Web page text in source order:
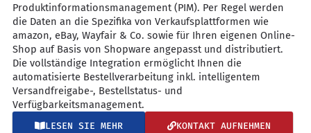
Produktinformationsmanagement (PIM). Per Regel werden
die Daten an die Spezifika von Verkaufsplattformen wie
amazon, eBay, Wayfair & Co. sowie für Ihren eigenen Online-
Shop auf Basis von Shopware angepasst und distributiert.
Die vollständige Integration ermöglicht Ihnen die
automatisierte Bestellverarbeitung inkl. intelligentem
Versandfreigabe-, Bestellstatus- und
Verfügbarkeitsmanagement.
LESEN SIE MEHR KONTAKT AUFNEHMEN